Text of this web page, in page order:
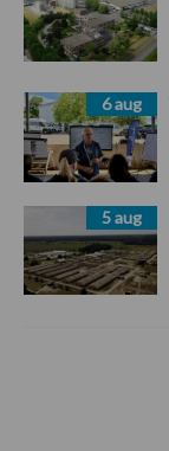
6 aug
5 aug